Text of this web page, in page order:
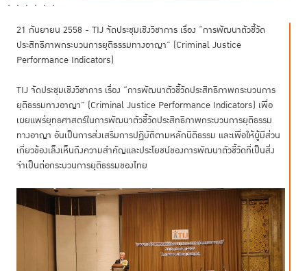
21 กันยายน 2558 - TIJ จัดประชุมเชิงวิชาการ เรื่อง “การพัฒนาตัวชี้วัด
ประสิทธิภาพกระบวนการยุติธรรมทางอาญา” (Criminal Justice
Performance Indicators)
TIJ จัดประชุมเชิงวิชาการ เรื่อง “การพัฒนาตัวชี้วัดประสิทธิภาพกระบวนการ
ยุติธรรมทางอาญา” (Criminal Justice Performance Indicators) เพื่อ
เผยแพร่ยุทธศาสตร์ในการพัฒนาตัวชี้วัดประสิทธิภาพกระบวนการยุติธรรม
ทางอาญา อันเป็นการส่งเสริมการปฏิบัติตามหลักนิติธรรม และเพื่อให้ผู้มีส่วน
เกี่ยวข้องเล็งเห็นถึงความสำคัญและประโยชน์ของการพัฒนาตัวชี้วัดที่เป็นสิ่ง
จำเป็นต่อกระบวนการยุติธรรมของไทย